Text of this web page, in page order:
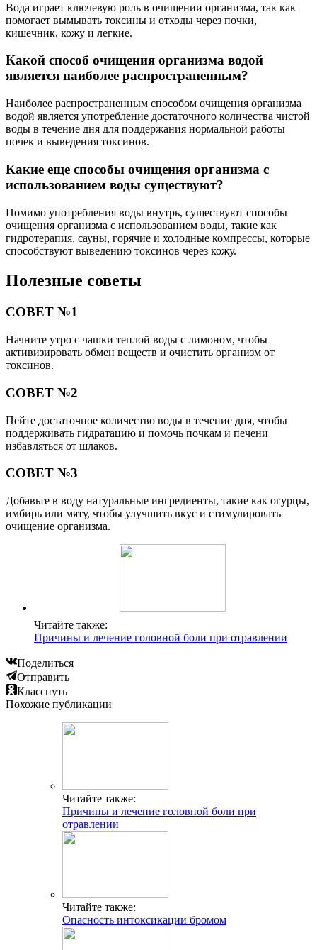
Вода играет ключевую роль в очищении организма, так как
помогает вымывать токсины и отходы через почки,
кишечник, кожу и легкие.
Какой способ очищения организма водой
является наиболее распространенным?
Наиболее распространенным способом очищения организма
водой является употребление достаточного количества чистой
воды в течение дня для поддержания нормальной работы
почек и выведения токсинов.
Какие еще способы очищения организма с
использованием воды существуют?
Помимо употребления воды внутрь, существуют способы
очищения организма с использованием воды, такие как
гидротерапия, сауны, горячие и холодные компрессы, которые
способствуют выведению токсинов через кожу.
Полезные советы
СОВЕТ №1
Начните утро с чашки теплой воды с лимоном, чтобы
активизировать обмен веществ и очистить организм от
токсинов.
СОВЕТ №2
Пейте достаточное количество воды в течение дня, чтобы
поддерживать гидратацию и помочь почкам и печени
избавляться от шлаков.
СОВЕТ №3
Добавьте в воду натуральные ингредиенты, такие как огурцы,
имбирь или мяту, чтобы улучшить вкус и стимулировать
очищение организма.
Читайте также:
Причины и лечение головной боли при отравлении
Поделиться
Отправить
Класснуть
Похожие публикации
Читайте также:
Причины и лечение головной боли при
отравлении
Читайте также:
Опасность интоксикации бромом